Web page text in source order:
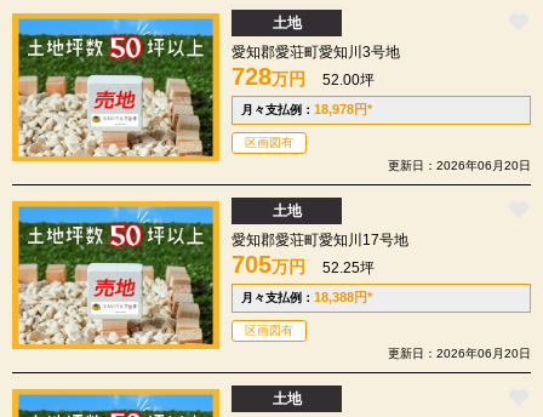
土地
愛知郡愛荘町愛知川3号地
728万円 52.00坪
月々支払例：18,978円*
区画図有
更新日：2026年06月20日
土地
愛知郡愛荘町愛知川17号地
705万円 52.25坪
月々支払例：18,388円*
区画図有
更新日：2026年06月20日
土地